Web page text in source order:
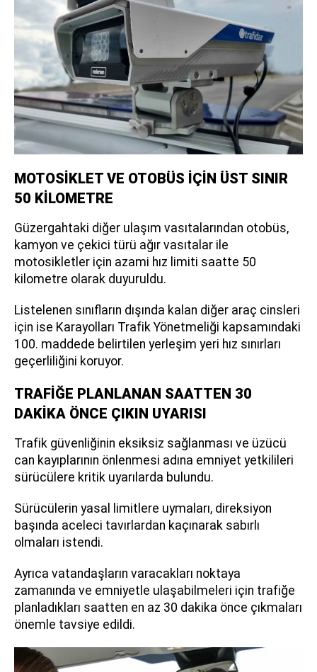
MOTOSİKLET VE OTOBÜS İÇİN ÜST SINIR
50 KİLOMETRE
Güzergahtaki diğer ulaşım vasıtalarından otobüs,
kamyon ve çekici türü ağır vasıtalar ile
motosikletler için azami hız limiti saatte 50
kilometre olarak duyuruldu.
Listelenen sınıfların dışında kalan diğer araç cinsleri
için ise Karayolları Trafik Yönetmeliği kapsamındaki
100. maddede belirtilen yerleşim yeri hız sınırları
geçerliliğini koruyor.
TRAFİĞE PLANLANAN SAATTEN 30
DAKİKA ÖNCE ÇIKIN UYARISI
Trafik güvenliğinin eksiksiz sağlanması ve üzücü
can kayıplarının önlenmesi adına emniyet yetkilileri
sürücülere kritik uyarılarda bulundu.
Sürücülerin yasal limitlere uymaları, direksiyon
başında aceleci tavırlardan kaçınarak sabırlı
olmaları istendi.
Ayrıca vatandaşların varacakları noktaya
zamanında ve emniyetle ulaşabilmeleri için trafiğe
planladıkları saatten en az 30 dakika önce çıkmaları
önemle tavsiye edildi.